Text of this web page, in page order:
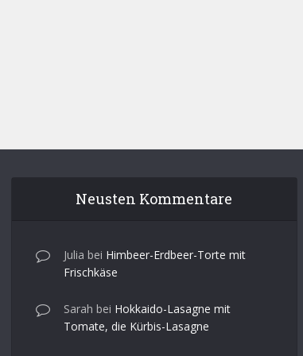
Neusten Kommentare
Julia bei Himbeer-Erdbeer-Torte mit
Frischkäse
Sarah bei Hokkaido-Lasagne mit
Tomate, die Kürbis-Lasagne